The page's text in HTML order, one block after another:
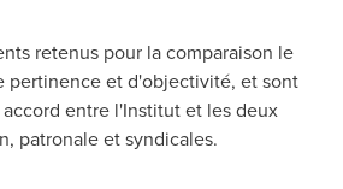
retenus pour la comparaison le
pertinence et d'objectivité, et sont
entre l'Institut et les deux
patronale et syndicales.